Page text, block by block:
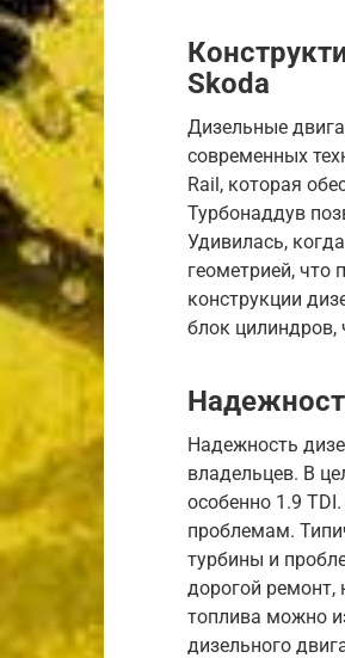
Skoda
Дизельные
современных
Rail, которая
Турбонаддув
Удивилась,
геометрией, что
конструкции
блок цилиндров,
Надежность
владельцев. В
особенно 1.9
проблемам.
турбины и
дорогой ремонт,
топлива можно
дизельного